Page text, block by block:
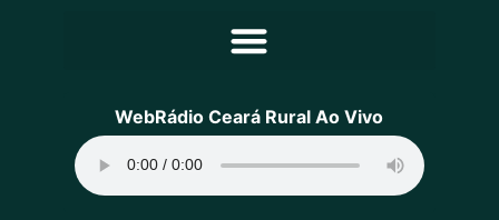
Principal
Programação
WebRádio Ceará Rural Ao Vivo